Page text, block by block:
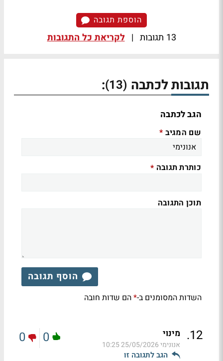
הוספת תגובה
13 תגובות | לקריאת כל התגובות
תגובות לכתבה (13)
:
הגב לכתבה
שם המגיב *
כותרת תגובה *
תוכן התגובה
הוסף תגובה
השדות המסומנים ב-*הם שדות חובה
12
. מינוי
אנונימי25/05/2026 10:25
הגב לתגובה זו
0
0